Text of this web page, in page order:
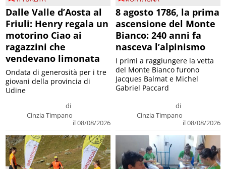
Dalle Valle d’Aosta al
Friuli: Henry regala un
motorino Ciao ai
ragazzini che
vendevano limonata
di
Cinzia Timpano
il 08/08/2026
Ondata di generosità per i tre
giovani della provincia di
Udine
8 agosto 1786, la prima
ascensione del Monte
Bianco: 240 anni fa
nasceva l’alpinismo
di
Cinzia Timpano
il 08/08/2026
I primi a raggiungere la vetta
del Monte Bianco furono
Jacques Balmat e Michel
Gabriel Paccard